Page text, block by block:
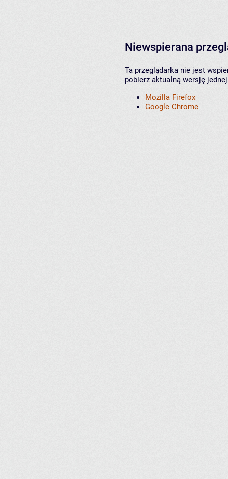
Niewspierana
Ta przeglądarka nie jest
pobierz aktualną wersję
Mozilla Firefox
Google Chrome